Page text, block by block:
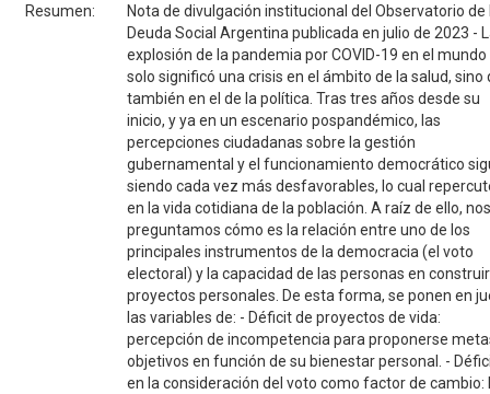
Resumen:
Nota de divulgación institucional del Observatorio de
Deuda Social Argentina publicada en julio de 2023 -
explosión de la pandemia por COVID-19 en el mundo
solo significó una crisis en el ámbito de la salud, sino
también en el de la política. Tras tres años desde su
inicio, y ya en un escenario pospandémico, las
percepciones ciudadanas sobre la gestión
gubernamental y el funcionamiento democrático
siendo cada vez más desfavorables, lo cual
en la vida cotidiana de la población. A raíz de ello, nos
preguntamos cómo es la relación entre uno de los
principales instrumentos de la democracia (el voto
electoral) y la capacidad de las personas en construir
proyectos personales. De esta forma, se ponen en
las variables de: - Déficit de proyectos de vida:
percepción de incompetencia para proponerse
objetivos en función de su bienestar personal. -
en la consideración del voto como factor de cambio: